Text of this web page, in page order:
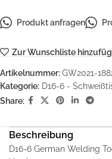
Produkt anfragen
Zur Wunschliste
Artikelnummer:GW2021-
Kategorie: D16-6 -
Share:
Beschreibung
D16-6 German Welding